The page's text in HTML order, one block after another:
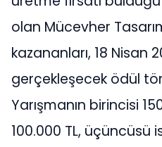
olan Mücevher
kazananları, 18 Nisan
gerçekleşecek ödül
Yarışmanın birincisi
100.000 TL, üçüncüsü